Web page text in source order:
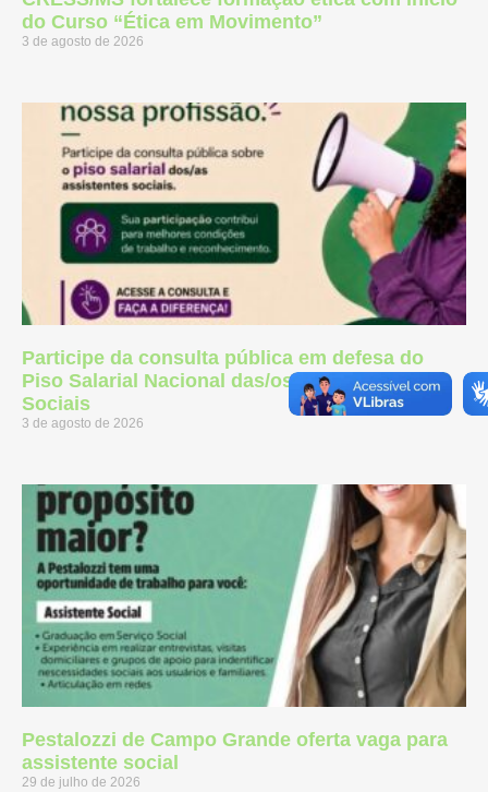
do Curso “Ética em Movimento”
3 de agosto de 2026
Participe da consulta pública em defesa do
Piso Salarial Nacional das/os Assistentes
Sociais
3 de agosto de 2026
Pestalozzi de Campo Grande oferta vaga para
assistente social
29 de julho de 2026